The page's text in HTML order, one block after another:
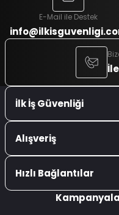
E-Mail ile Destek
İlk İş Güvenliği
Alışveriş
Hızlı Bağlantılar